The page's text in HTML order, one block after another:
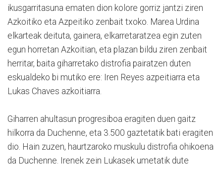
ikusgarritasuna ematen dion kolore gorriz jantzi ziren
Azkoitiko eta Azpeitiko zenbait txoko. Marea Urdina
elkarteak deituta, gainera, elkarretaratzea egin zuten
egun horretan Azkoitian, eta plazan bildu ziren zenbait
herritar, baita giharretako distrofia pairatzen duten
eskualdeko bi mutiko ere: Iren Reyes azpeitiarra eta
Lukas Chaves azkoitiarra.
Giharren ahultasun progresiboa eragiten duen gaitz
hilkorra da Duchenne, eta 3.500 gaztetatik bati eragiten
dio. Hain zuzen, haurtzaroko muskulu distrofia ohikoena
da Duchenne. Irenek zein Lukasek umetatik dute